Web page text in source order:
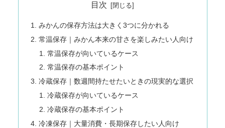
目次
みかんの保存方法は大きく3つに分かれる
常温保存｜みかん本来の甘さを楽しみたい人向け
常温保存が向いているケース
常温保存の基本ポイント
冷蔵保存｜数週間持たせたいときの現実的な選択
冷蔵保存が向いているケース
冷蔵保存の基本ポイント
冷凍保存｜大量消費・長期保存したい人向け